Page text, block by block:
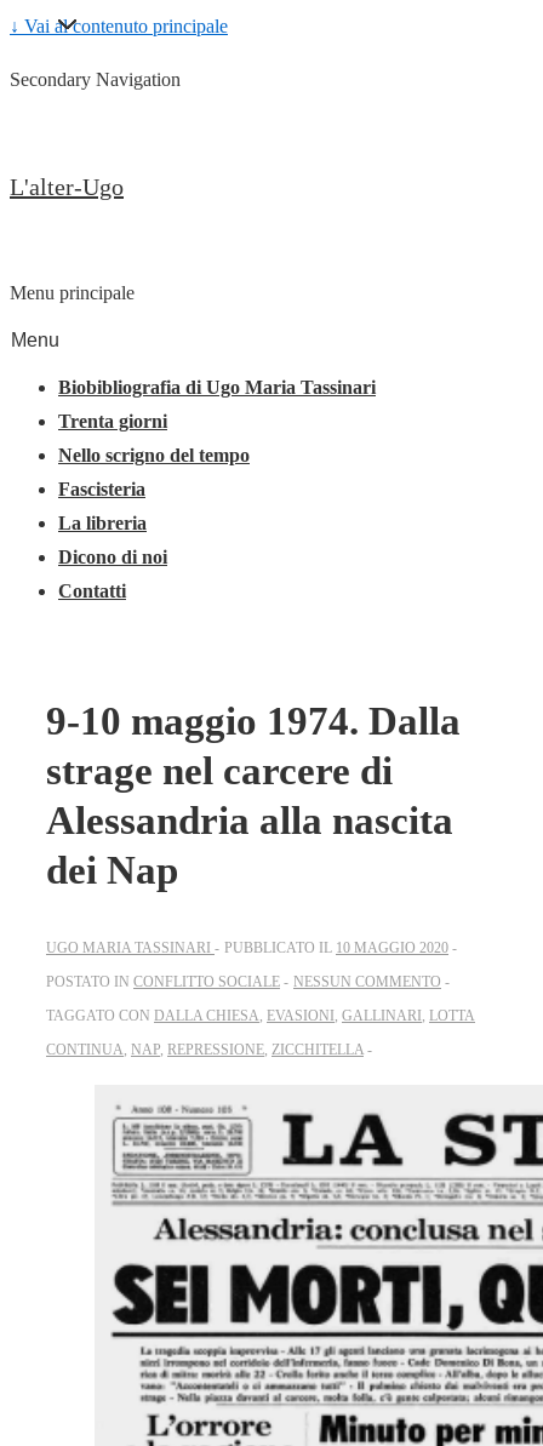
↓ Vai al contenuto principale
Secondary Navigation
L'alter-Ugo
Menu principale
Menu
Biobibliografia di Ugo Maria Tassinari
Trenta giorni
Nello scrigno del tempo
Fascisteria
La libreria
Dicono di noi
Contatti
9-10 maggio 1974. Dalla
strage nel carcere di
Alessandria alla nascita
dei Nap
UGO MARIA TASSINARI PUBBLICATO IL 10 MAGGIO 2020
POSTATO IN CONFLITTO SOCIALE
NESSUN COMMENTO
TAGGATO CON DALLA CHIESA EVASIONI GALLINARI LOTTA
CONTINUA NAP REPRESSIONE ZICCHITELLA